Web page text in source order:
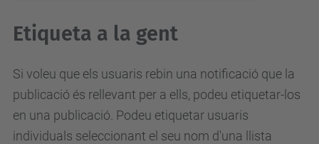
Etiqueta a la gent
Si voleu que els usuaris rebin una notificació que la
publicació és rellevant per a ells, podeu etiquetar-los
en una publicació. Podeu etiquetar usuaris
individuals seleccionant el seu nom d'una llista